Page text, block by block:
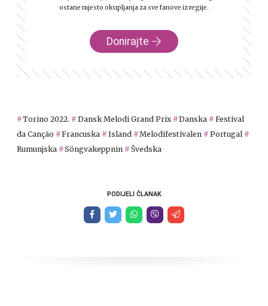
ostane mjesto okupljanja za sve fanove iz regije.
Donirajte
Torino 2022. Dansk Melodi Grand Prix Danska
Festival
da Canção
Francuska Island Melodifestivalen
Portugal
Rumunjska
Söngvakeppnin Švedska
PODIJELI ČLANAK